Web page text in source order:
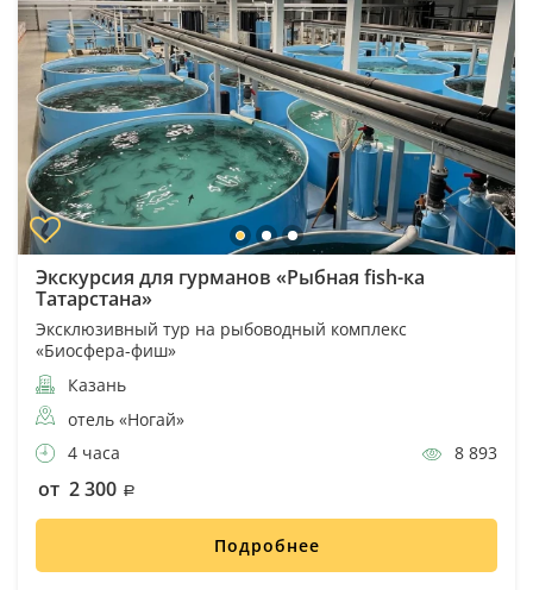
Экскурсия для гурманов «Рыбная fish-ка
Татарстана»
Эксклюзивный тур на рыбоводный комплекс
«Биосфера-фиш»
Казань
отель «Ногай»
4 часа
8 893
от 2 300
Подробнее